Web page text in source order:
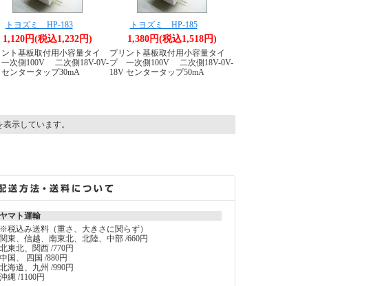
トヨズミ HP-183
1,120円(税込1,232円)
ント基板取付用小容量タイ
次側100V 二次側18V-0V-
センタータップ30mA
トヨズミ HP-185
1,380円(税込1,518円)
プリント基板取付用小容量タイ
プ 一次側100V 二次側18V-0V-
18V センタータップ50mA
示しています。
ヤマト運輸
※税込み送料（重さ、大きさに関らず）
関東、信越、南東北、北陸、中部 /660円
北東北、関西 /770円
中国、 四国 /880円
北海道、九州 /990円
沖縄 /1100円